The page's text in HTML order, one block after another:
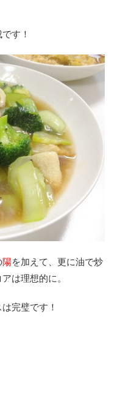
す！
陽を加えて、更に油で炒
は理想的に。
完璧です！